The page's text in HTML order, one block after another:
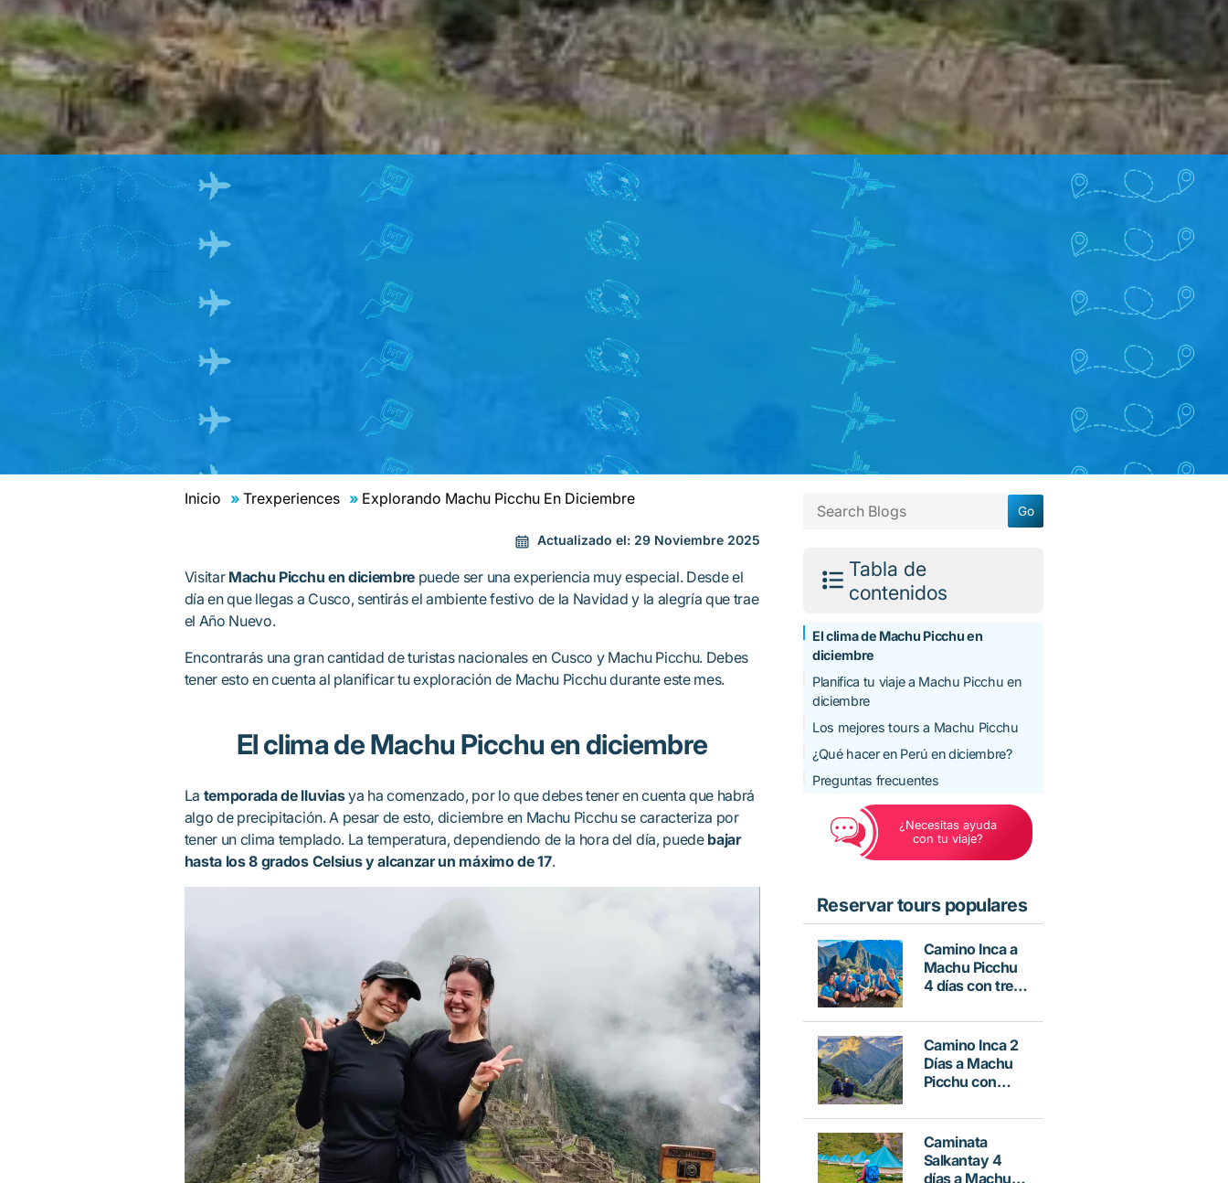
Inicio Trexperiences Explorando Machu Picchu En Diciembre
Actualizado el: 29 Noviembre 2025
Visitar Machu Picchu en diciembre puede ser una experiencia muy especial. Desde el
día en que llegas a Cusco, sentirás el ambiente festivo de la Navidad y la alegría que trae
el Año Nuevo.
Encontrarás una gran cantidad de turistas nacionales en Cusco y Machu Picchu. Debes
tener esto en cuenta al planificar tu exploración de Machu Picchu durante este mes.
El clima de Machu Picchu en diciembre
La temporada de lluviasya ha comenzado, por lo que debes tener en cuenta que habrá
algo de precipitación. A pesar de esto, diciembre en Machu Picchu se caracteriza por
tener un clima templado. La temperatura, dependiendo de la hora del día, puede bajar
hasta los 8 grados Celsius y alcanzar un máximo de 17.
Tabla de
contenidos
El clima de Machu Picchu en
diciembre
Planifica tu viaje a Machu Picchu en
diciembre
Los mejores tours a Machu Picchu
¿Qué hacer en Perú en diciembre?
Preguntas frecuentes
¿Necesitas ayuda
con tu viaje?
Reservar tours populares
Camino Inca a
Machu Picchu
4 días con tren
Camino Inca 2
Días a Machu
Picchu con
Caminata
Salkantay 4
días a Machu